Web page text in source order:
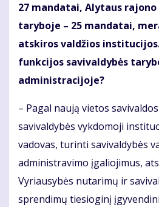
27 mandatai, Alytaus rajono
taryboje – 25 mandatai,
atskiros valdžios
funkcijos savivaldybės
administracijoje?
– Pagal naują vietos
savivaldybės vykdomoji
vadovas, turinti savivaldybės
administravimo įgaliojimus,
Vyriausybės nutarimų ir
sprendimų tiesioginį